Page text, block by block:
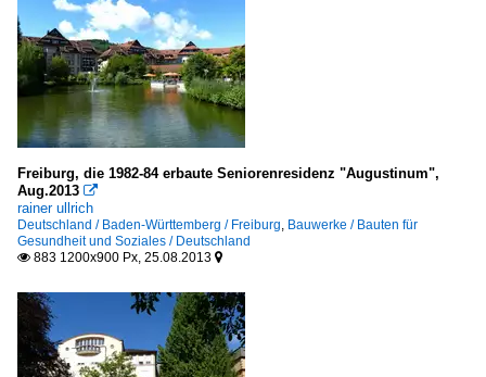
Freiburg, die 1982-84 erbaute Seniorenresidenz "Augustinum",
Aug.2013 
rainer ullrich
Deutschland / Baden-Württemberg / Freiburg, Bauwerke / Bauten für
Gesundheit und Soziales / Deutschland
 883 1200x900 Px, 25.08.2013 